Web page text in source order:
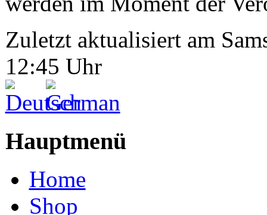
Zuletzt aktualisiert am
12:45 Uhr
Hauptmenü
Home
Shop